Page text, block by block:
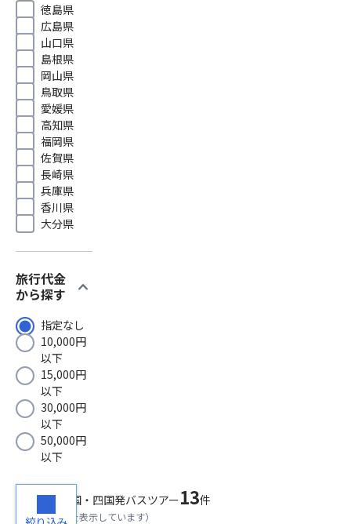
徳島県
広島県
山口県
島根県
岡山県
鳥取県
愛媛県
高知県
福岡県
佐賀県
長崎県
兵庫県
香川県
大分県
旅行代金
から探す
expand_more
指定なし
10,000円
以下
15,000円
以下
30,000円
以下
50,000円
以下
検索結果 中国・四国発バスツアー13件
1～13件目を表示しています）